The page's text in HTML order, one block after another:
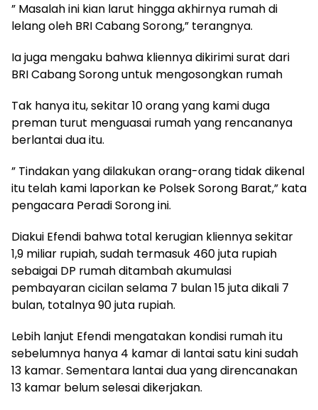
” Masalah ini kian larut hingga akhirnya rumah di
lelang oleh BRI Cabang Sorong,” terangnya.
Ia juga mengaku bahwa kliennya dikirimi surat dari
BRI Cabang Sorong untuk mengosongkan rumah
Tak hanya itu, sekitar 10 orang yang kami duga
preman turut menguasai rumah yang rencananya
berlantai dua itu.
” Tindakan yang dilakukan orang-orang tidak dikenal
itu telah kami laporkan ke Polsek Sorong Barat,” kata
pengacara Peradi Sorong ini.
Diakui Efendi bahwa total kerugian kliennya sekitar
1,9 miliar rupiah, sudah termasuk 460 juta rupiah
sebaigai DP rumah ditambah akumulasi
pembayaran cicilan selama 7 bulan 15 juta dikali 7
bulan, totalnya 90 juta rupiah.
Lebih lanjut Efendi mengatakan kondisi rumah itu
sebelumnya hanya 4 kamar di lantai satu kini sudah
13 kamar. Sementara lantai dua yang direncanakan
13 kamar belum selesai dikerjakan.